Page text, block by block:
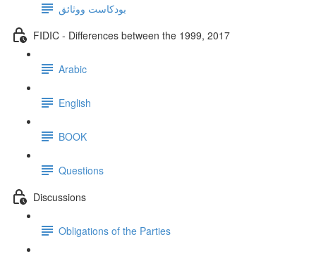
بودكاست ووثائق
FIDIC - Differences between the 1999, 2017
Arabic
English
BOOK
Questions
Discussions
Obligations of the Parties